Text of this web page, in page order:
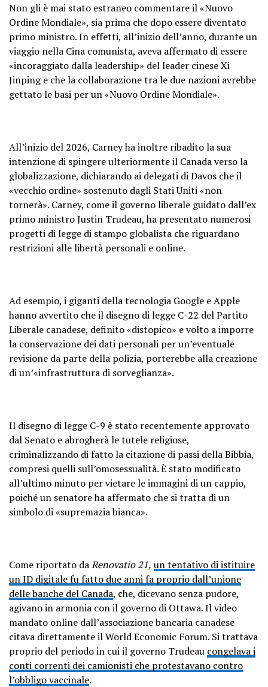
Non gli è mai stato estraneo commentare il «Nuovo
Ordine Mondiale», sia prima che dopo essere diventato
primo ministro. In effetti, all’inizio dell’anno, durante un
viaggio nella Cina comunista, aveva affermato di essere
«incoraggiato dalla leadership» del leader cinese Xi
Jinping e che la collaborazione tra le due nazioni avrebbe
gettato le basi per un «Nuovo Ordine Mondiale».
All’inizio del 2026, Carney ha inoltre ribadito la sua
intenzione di spingere ulteriormente il Canada verso la
globalizzazione, dichiarando ai delegati di Davos che il
«vecchio ordine» sostenuto dagli Stati Uniti «non
tornerà». Carney, come il governo liberale guidato dall’ex
primo ministro Justin Trudeau, ha presentato numerosi
progetti di legge di stampo globalista che riguardano
restrizioni alle libertà personali e online.
Ad esempio, i giganti della tecnologia Google e Apple
hanno avvertito che il disegno di legge C-22 del Partito
Liberale canadese, definito «distopico» e volto a imporre
la conservazione dei dati personali per un’eventuale
revisione da parte della polizia, porterebbe alla creazione
di un’«infrastruttura di sorveglianza».
Il disegno di legge C-9 è stato recentemente approvato
dal Senato e abrogherà le tutele religiose,
criminalizzando di fatto la citazione di passi della Bibbia,
compresi quelli sull’omosessualità. È stato modificato
all’ultimo minuto per vietare le immagini di un cappio,
poiché un senatore ha affermato che si tratta di un
simbolo di «supremazia bianca».
Come riportato daRenovatio 21, un tentativo di istituire
un ID digitale fu fatto due anni fa proprio dall’unione
delle banche del Canada, che, dicevano senza pudore,
agivano in armonia con il governo di Ottawa. Il video
mandato online dall’associazione bancaria canadese
citava direttamente il World Economic Forum. Si trattava
proprio del periodo in cui il governo Trudeau congelava i
conti correnti dei camionisti che protestavano contro
l’obbligo vaccinale.